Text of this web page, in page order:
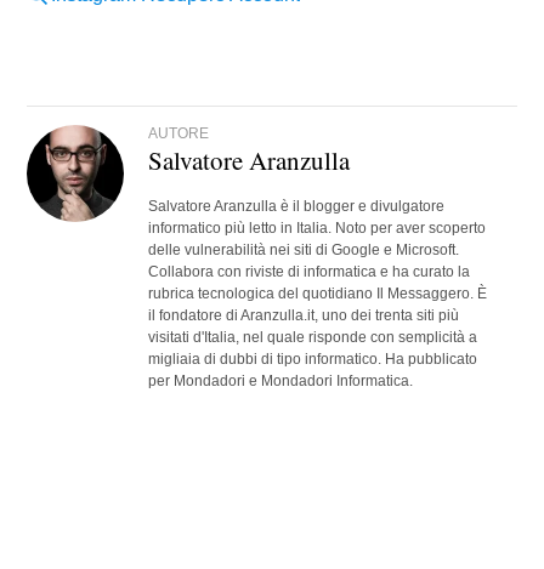
AUTORE
Salvatore Aranzulla
Salvatore Aranzulla è il blogger e divulgatore
informatico più letto in Italia. Noto per aver scoperto
delle vulnerabilità nei siti di Google e Microsoft.
Collabora con riviste di informatica e ha curato la
rubrica tecnologica del quotidiano Il Messaggero. È
il fondatore di Aranzulla.it, uno dei trenta siti più
visitati d'Italia, nel quale risponde con semplicità a
migliaia di dubbi di tipo informatico. Ha pubblicato
per Mondadori e Mondadori Informatica.